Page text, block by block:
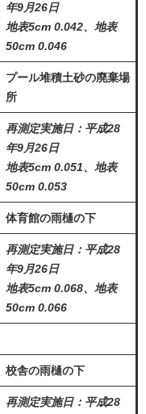
年9月26日
地表5cm 0.042、地表
50cm 0.046
プール堆積土砂の廃棄場
所
再測定実施日：平成28
年9月26日
地表5cm 0.051、地表
50cm 0.053
体育館の雨樋の下
再測定実施日：平成28
年9月26日
地表5cm 0.068、地表
50cm 0.066
校舎の雨樋の下
再測定実施日：平成28